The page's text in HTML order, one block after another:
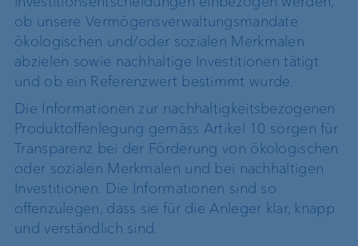
ob unsere Vermögensverwaltungsmandate
ökologischen und/oder sozialen Merkmalen
abzielen sowie nachhaltige Investitionen tätigt
und ob ein Referenzwert bestimmt wurde.
Die Informationen zur nachhaltigkeitsbezogenen
Produktoffenlegung gemäss Artikel 10 sorgen für
Transparenz bei der Förderung von ökologischen
oder sozialen Merkmalen und bei nachhaltigen
Investitionen. Die Informationen sind so
offenzulegen, dass sie für die Anleger klar, knapp
und verständlich sind.